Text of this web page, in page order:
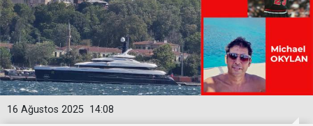
14:08
16 Ağustos 2025